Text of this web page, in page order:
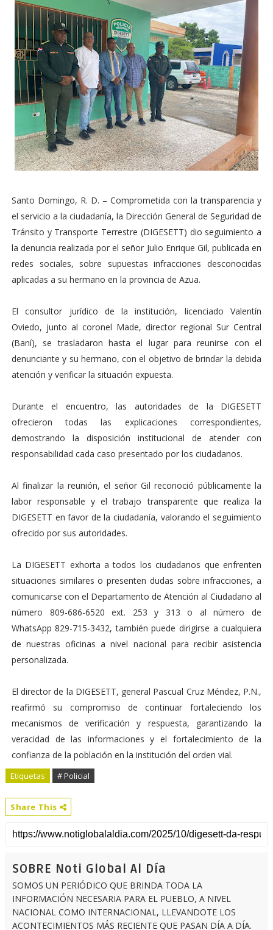
Santo Domingo, R. D. – Comprometida con la transparencia y
el servicio a la ciudadanía, la Dirección General de Seguridad de
Tránsito y Transporte Terrestre (DIGESETT) dio seguimiento a
la denuncia realizada por el señor Julio Enrique Gil, publicada en
redes sociales, sobre supuestas infracciones desconocidas
aplicadas a su hermano en la provincia de Azua.
El consultor jurídico de la institución, licenciado Valentín
Oviedo, junto al coronel Made, director regional Sur Central
(Baní), se trasladaron hasta el lugar para reunirse con el
denunciante y su hermano, con el objetivo de brindar la debida
atención y verificar la situación expuesta.
Durante el encuentro, las autoridades de la DIGESETT
ofrecieron todas las explicaciones correspondientes,
demostrando la disposición institucional de atender con
responsabilidad cada caso presentado por los ciudadanos.
Al finalizar la reunión, el señor Gil reconoció públicamente la
labor responsable y el trabajo transparente que realiza la
DIGESETT en favor de la ciudadanía, valorando el seguimiento
ofrecido por sus autoridades.
La DIGESETT exhorta a todos los ciudadanos que enfrenten
situaciones similares o presenten dudas sobre infracciones, a
comunicarse con el Departamento de Atención al Ciudadano al
número 809-686-6520 ext. 253 y 313 o al número de
WhatsApp 829-715-3432, también puede dirigirse a cualquiera
de nuestras oficinas a nivel nacional para recibir asistencia
personalizada.
El director de la DIGESETT, general Pascual Cruz Méndez, P.N.,
reafirmó su compromiso de continuar fortaleciendo los
mecanismos de verificación y respuesta, garantizando la
veracidad de las informaciones y el fortalecimiento de la
confianza de la población en la institución del orden vial.
Etiquetas # Policial
Share This
SOBRE Noti Global Al Día
SOMOS UN PERIÓDICO QUE BRINDA TODA LA
INFORMACIÓN NECESARIA PARA EL PUEBLO, A NIVEL
NACIONAL COMO INTERNACIONAL, LLEVANDOTE LOS
ACONTECIMIENTOS MÁS RECIENTE QUE PASAN DÍA A DÍA.